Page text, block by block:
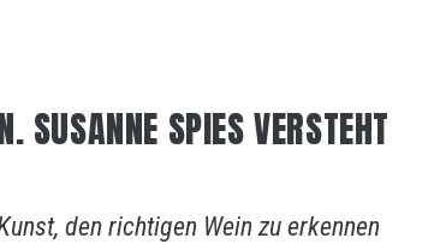
SUSANNE SPIES VERSTEHT
den richtigen Wein zu erkennen